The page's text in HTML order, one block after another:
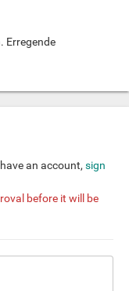
Erregende
an account, sign
before it will be